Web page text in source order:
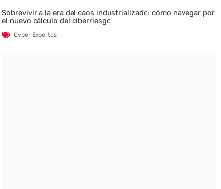
Sobrevivir a la era del caos industrializado: cómo navegar por
el nuevo cálculo del ciberriesgo
Cyber Expertos